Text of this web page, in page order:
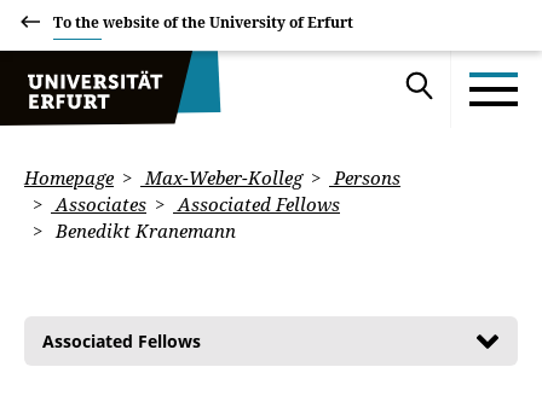
To the website of the University of Erfurt
Homepage Max-Weber-Kolleg
Persons
Associates
Associated Fellows
Benedikt Kranemann
Associated Fellows